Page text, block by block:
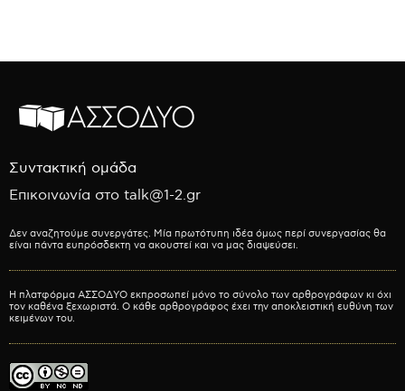
Συντακτική ομάδα
Επικοινωνία στο talk@1-2.gr
Δεν αναζητούμε συνεργάτες. Μία πρωτότυπη ιδέα όμως περί συνεργασίας θα
είναι πάντα ευπρόσδεκτη να ακουστεί και να μας διαψεύσει.
Η πλατφόρμα ΑΣΣΟΔΥΟ εκπροσωπεί μόνο το σύνολο των αρθρογράφων κι όχι
τον καθένα ξεχωριστά. Ο κάθε αρθρογράφος έχει την αποκλειστική ευθύνη των
κειμένων του.